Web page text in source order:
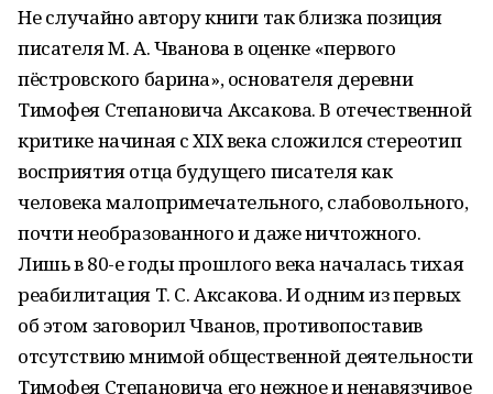
Не случайно автору книги так близка позиция
писателя М. А. Чванова в оценке «первого
пёстровского барина», основателя деревни
Тимофея Степановича Аксакова. В отечественной
критике начиная с ХIХ века сложился стереотип
восприятия отца будущего писателя как
человека малопримечательного, слабовольного,
почти необразованного и даже ничтожного.
Лишь в 80-е годы прошлого века началась тихая
реабилитация Т. С. Аксакова. И одним из первых
об этом заговорил Чванов, противопоставив
отсутствию мнимой общественной деятельности
Тимофея Степановича его нежное и ненавязчивое